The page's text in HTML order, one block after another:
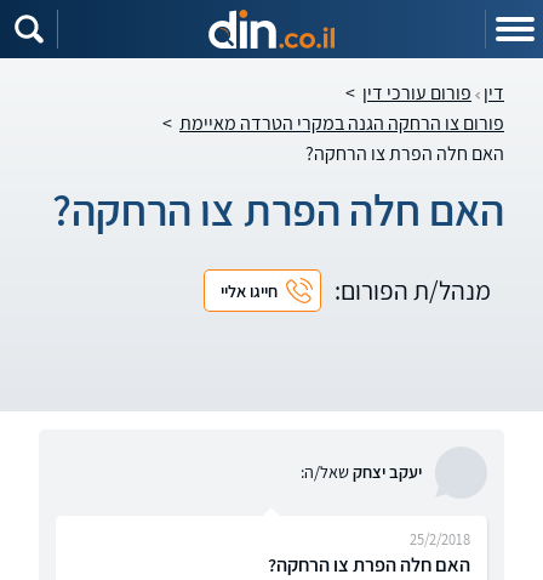
דין פורום עורכי דין >
פורום צו הרחקה הגנה במקרי הטרדה מאיימת >
האם חלה הפרת צו הרחקה?
האם חלה הפרת צו הרחקה?
מנהל/ת הפורום: חייגו אליי
יעקב יצחקשאל/ה:
האם חלה הפרת צו הרחקה?
25/2/2018